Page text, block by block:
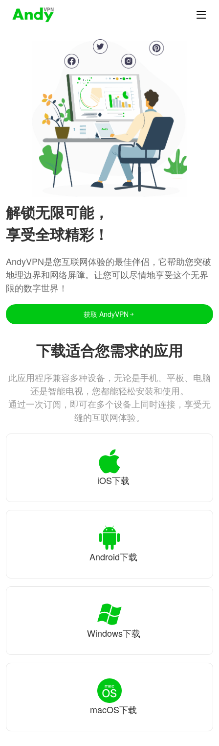
解锁无限可能，
享受全球精彩！
AndyVPN是您互联网体验的最佳伴侣，它帮助您突破
地理边界和网络屏障。让您可以尽情地享受这个无界
限的数字世界！
获取 AndyVPN
下载适合您需求的应用
此应用程序兼容多种设备，无论是手机、平板、电脑
还是智能电视，您都能轻松安装和使用。
通过一次订阅，即可在多个设备上同时连接，享受无
缝的互联网体验。
iOS下载
Android下载
Windows下载
macOS下载